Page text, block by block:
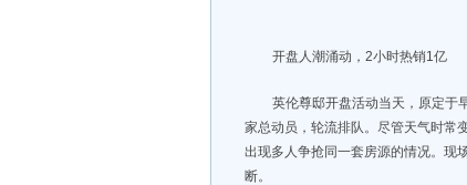
开盘人潮涌动，2小时热销1亿
英伦尊邸开盘活动当天，原定于
家总动员，轮流排队。尽管天气时常
出现多人争抢同一套房源的情况。现
断。